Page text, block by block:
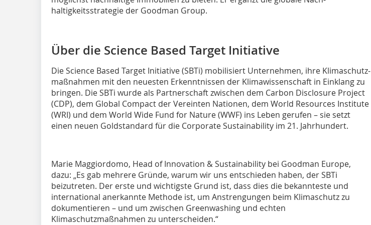
haltigkeitsstrategie der Goodman Group.
Über die Science Based Target Initiative
Die Science Based Target Initiative (SBTi) mobilisiert Unternehmen, ihre Klimaschutz­
maßnahmen mit den neuesten Erkenntnissen der Klimawissenschaft in Einklang zu
bringen. Die SBTi wurde als Partnerschaft zwischen dem Carbon Disclosure Project
(CDP), dem Global Compact der Vereinten Nationen, dem World Resources Institute
(WRI) und dem World Wide Fund for Nature (WWF) ins Leben gerufen – sie setzt
einen neuen Goldstandard für die Corporate Sustainability im 21. Jahrhundert.
Marie Maggiordomo, Head of Innovation & Sustainability bei Goodman Europe,
dazu: „Es gab mehrere Gründe, warum wir uns entschieden haben, der SBTi
beizutreten. Der erste und wichtigste Grund ist, dass dies die bekannteste und
international anerkannte Methode ist, um Anstrengungen beim Klimaschutz zu
dokumentieren – und um zwischen Greenwashing und echten
Klimaschutzmaßnahmen zu unterscheiden.“